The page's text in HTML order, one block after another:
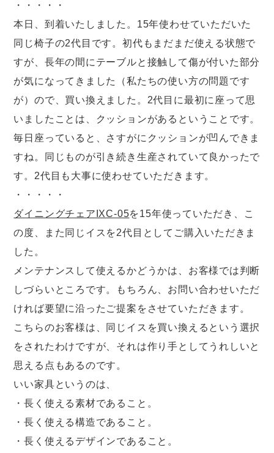
・・・・・
本日、到着いたしました。15年使わせていただいた
同じ椅子の2代目です。初代もまだまだ使える状態で
すが、長年の間にテーブルと接触して傷が付いた部分
が気になってきました（私たちの使い方の問題です
が）ので、買い換えました。2代目に最初に座って思
いましたことは、クッションがあるということです。
毎日座っていると、さすがにクッションが凹んできま
すね。同じものが引き続き生産されていて良かったで
す。2代目も大事に使わせていただきます。
・・・・・
ダイニングチェアIXC-05を15年使っていただき、こ
の度、また同じイスを2代目としてご購入いただきま
した。
メンテナンスして使えるかどうかは、お客様では判断
しづらいところです。もちろん、お問い合わせいただ
ければ要望に沿ったご提案をさせていただきます。
こちらのお客様は、同じイスを買い換えるという選択
をされたわけですが、それは作り手としてうれしいと
思える点もあるのです。
いい家具というのは、
・長く使える素材であること。
・長く使える構造であること。
・長く使えるデザインであること。